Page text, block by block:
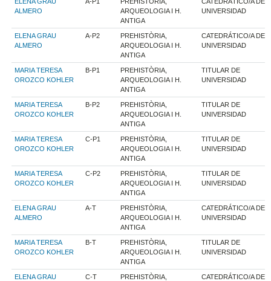
ALMERO
ARQUEOLOGIA I H.
ANTIGA
UNIVERSIDAD
ELENA GRAU
ALMERO
A-P2
PREHISTÒRIA,
ARQUEOLOGIA I H.
ANTIGA
CATEDRÁTICO/A DE
UNIVERSIDAD
MARIA TERESA
OROZCO KOHLER
B-P1
PREHISTÒRIA,
ARQUEOLOGIA I H.
ANTIGA
TITULAR DE
UNIVERSIDAD
MARIA TERESA
OROZCO KOHLER
B-P2
PREHISTÒRIA,
ARQUEOLOGIA I H.
ANTIGA
TITULAR DE
UNIVERSIDAD
MARIA TERESA
OROZCO KOHLER
C-P1
PREHISTÒRIA,
ARQUEOLOGIA I H.
ANTIGA
TITULAR DE
UNIVERSIDAD
MARIA TERESA
OROZCO KOHLER
C-P2
PREHISTÒRIA,
ARQUEOLOGIA I H.
ANTIGA
TITULAR DE
UNIVERSIDAD
ELENA GRAU
ALMERO
A-T
PREHISTÒRIA,
ARQUEOLOGIA I H.
ANTIGA
CATEDRÁTICO/A DE
UNIVERSIDAD
MARIA TERESA
OROZCO KOHLER
B-T
PREHISTÒRIA,
ARQUEOLOGIA I H.
ANTIGA
TITULAR DE
UNIVERSIDAD
ELENA GRAU
C-T
PREHISTÒRIA,
CATEDRÁTICO/A DE